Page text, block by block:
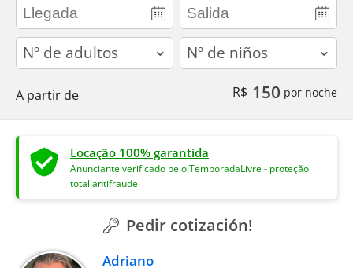
adults children
A partir de R$ 150 por noche
Locação 100% garantida
Anunciante verificado pelo TemporadaLivre - proteção
total antifraude
Pedir cotización!
Adriano